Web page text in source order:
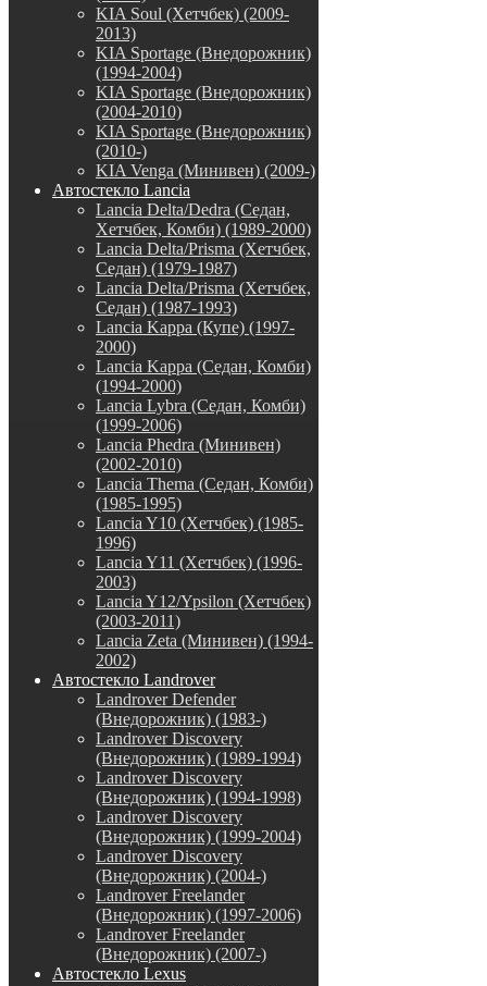
KIA Soul (Хетчбек) (2009-
2013)
KIA Sportage (Внедорожник)
(1994-2004)
KIA Sportage (Внедорожник)
(2004-2010)
KIA Sportage (Внедорожник)
(2010-)
KIA Venga (Минивен) (2009-)
Автостекло Lancia
Lancia Delta/Dedra (Седан,
Хетчбек, Комби) (1989-2000)
Lancia Delta/Prisma (Хетчбек,
Седан) (1979-1987)
Lancia Delta/Prisma (Хетчбек,
Седан) (1987-1993)
Lancia Kappa (Купе) (1997-
2000)
Lancia Kappa (Седан, Комби)
(1994-2000)
Lancia Lybra (Седан, Комби)
(1999-2006)
Lancia Phedra (Минивен)
(2002-2010)
Lancia Thema (Седан, Комби)
(1985-1995)
Lancia Y10 (Хетчбек) (1985-
1996)
Lancia Y11 (Хетчбек) (1996-
2003)
Lancia Y12/Ypsilon (Хетчбек)
(2003-2011)
Lancia Zeta (Минивен) (1994-
2002)
Автостекло Landrover
Landrover Defender
(Внедорожник) (1983-)
Landrover Discovery
(Внедорожник) (1989-1994)
Landrover Discovery
(Внедорожник) (1994-1998)
Landrover Discovery
(Внедорожник) (1999-2004)
Landrover Discovery
(Внедорожник) (2004-)
Landrover Freelander
(Внедорожник) (1997-2006)
Landrover Freelander
(Внедорожник) (2007-)
Автостекло Lexus